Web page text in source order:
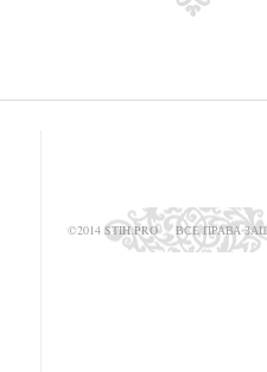
©2014 STIH.PRO ВСЕ ПРАВА